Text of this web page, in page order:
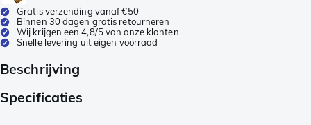
Gratis verzending vanaf €50
Binnen 30 dagen gratis retourneren
Wij krijgen een 4,8/5 van onze klanten
Snelle levering uit eigen voorraad
Beschrijving
Specificaties